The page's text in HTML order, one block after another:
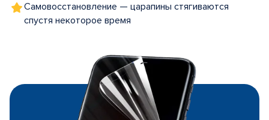
Самовосстановление — царапины стягиваются
спустя некоторое время